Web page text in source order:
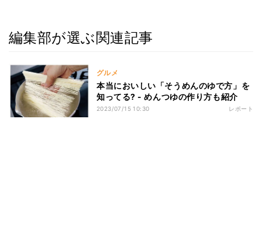
編集部が選ぶ関連記事
グルメ
本当においしい「そうめんのゆで方」を
知ってる? - めんつゆの作り方も紹介
2023/07/15 10:30 レポート